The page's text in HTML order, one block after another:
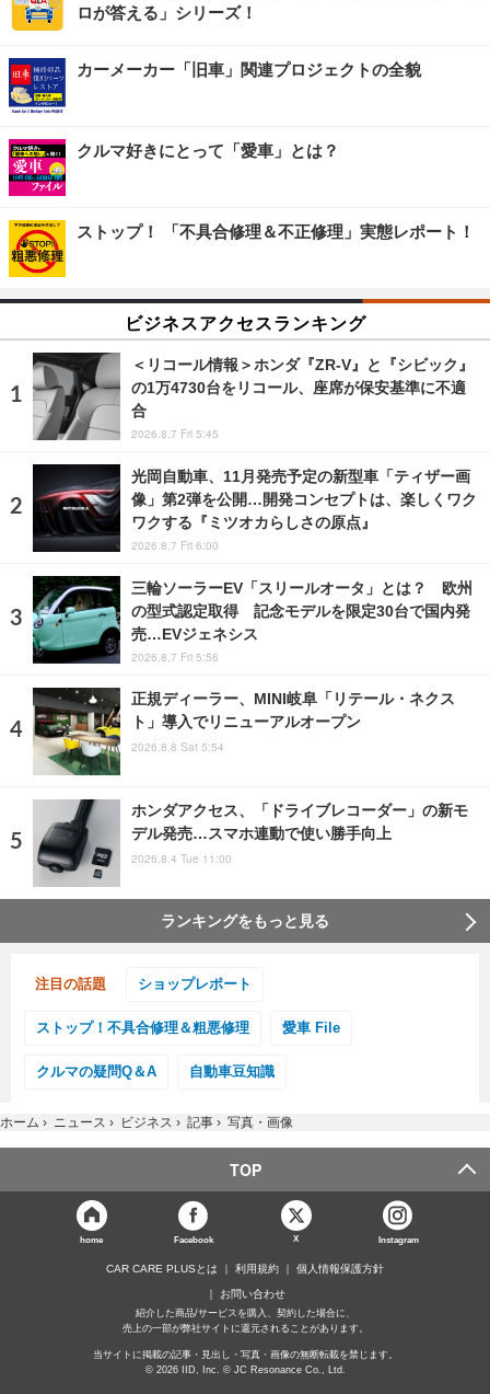
ロが答える」シリーズ！
カーメーカー「旧車」関連プロジェクトの全貌
クルマ好きにとって「愛車」とは？
ストップ！ 「不具合修理＆不正修理」実態レポート！
ビジネスアクセスランキング
＜リコール情報＞ホンダ『ZR-V』と『シビック』
の1万4730台をリコール、座席が保安基準に不適
合
2026.8.7 Fri 5:45
光岡自動車、11月発売予定の新型車「ティザー画
像」第2弾を公開…開発コンセプトは、楽しくワク
ワクする『ミツオカらしさの原点』
2026.8.7 Fri 6:00
三輪ソーラーEV「スリールオータ」とは？ 欧州
の型式認定取得 記念モデルを限定30台で国内発
売…EVジェネシス
2026.8.7 Fri 5:56
正規ディーラー、MINI岐阜「リテール・ネクス
ト」導入でリニューアルオープン
2026.8.8 Sat 5:54
ホンダアクセス、「ドライブレコーダー」の新モ
デル発売…スマホ連動で使い勝手向上
2026.8.4 Tue 11:00
ランキングをもっと見る
注目の話題 ショップレポート
ストップ！不具合修理＆粗悪修理 愛車 File
クルマの疑問Q＆A 自動車豆知識
ホーム › ニュース › ビジネス › 記事 › 写真・画像
TOP
home Facebook X Instagram
CAR CARE PLUSとは 利用規約 個人情報保護方針
お問い合わせ
紹介した商品/サービスを購入、契約した場合に、
売上の一部が弊社サイトに還元されることがあります。
当サイトに掲載の記事・見出し・写真・画像の無断転載を禁じます。
© 2026 IID, Inc. © JC Resonance Co., Ltd.